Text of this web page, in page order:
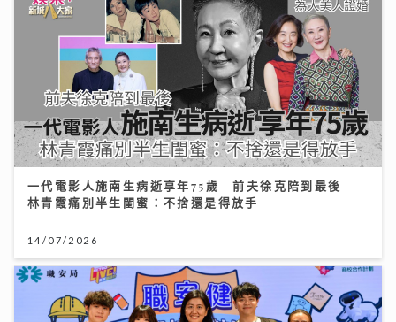
一代電影人施南生病逝享年75歲 前夫徐克陪到最後
林青霞痛別半生閨蜜：不捨還是得放手
14/07/2026